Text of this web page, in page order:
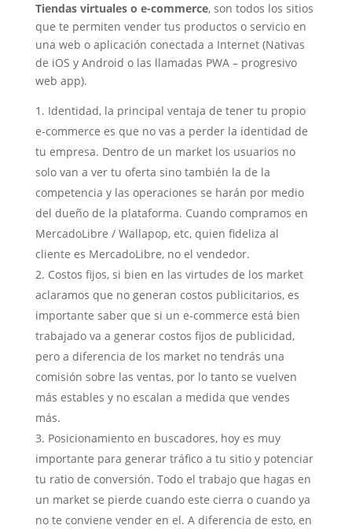
Tiendas virtuales o e-commerce, son todos los sitios
que te permiten vender tus productos o servicio en
una web o aplicación conectada a Internet (Nativas
de iOS y Android o las llamadas PWA – progresivo
web app).
Identidad, la principal ventaja de tener tu propio
e-commerce es que no vas a perder la identidad de
tu empresa. Dentro de un market los usuarios no
solo van a ver tu oferta sino también la de la
competencia y las operaciones se harán por medio
del dueño de la plataforma. Cuando compramos en
MercadoLibre / Wallapop, etc, quien fideliza al
cliente es MercadoLibre, no el vendedor.
Costos fijos, si bien en las virtudes de los market
aclaramos que no generan costos publicitarios, es
importante saber que si un e-commerce está bien
trabajado va a generar costos fijos de publicidad,
pero a diferencia de los market no tendrás una
comisión sobre las ventas, por lo tanto se vuelven
más estables y no escalan a medida que vendes
más.
Posicionamiento en buscadores, hoy es muy
importante para generar tráfico a tu sitio y potenciar
tu ratio de conversión. Todo el trabajo que hagas en
un market se pierde cuando este cierra o cuando ya
no te conviene vender en el. A diferencia de esto, en